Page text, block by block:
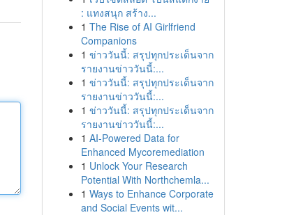
: แทงสนุก สร้าง...
1 The Rise of AI Girlfriend
Companions
1 ข่าววันนี้: สรุปทุกประเด็นจาก
รายงานข่าววันนี้:...
1 ข่าววันนี้: สรุปทุกประเด็นจาก
รายงานข่าววันนี้:...
1 ข่าววันนี้: สรุปทุกประเด็นจาก
รายงานข่าววันนี้:...
1 AI-Powered Data for
Enhanced Mycoremediation
1 Unlock Your Research
Potential With Northchemla...
1 Ways to Enhance Corporate
and Social Events wit...